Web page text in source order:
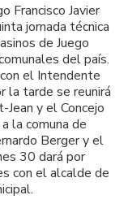
Francisco Javier
jornada técnica
de Juego
del país.
el Intendente
la tarde se reunirá
y el Concejo
la comuna de
Berger y el
30 dará por
con el alcalde de